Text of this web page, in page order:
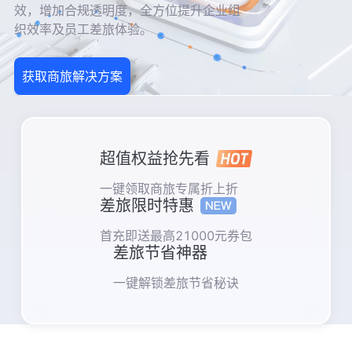
效，增加合规透明度，全方位提升企业组
织效率及员工差旅体验。
获取商旅解决方案
免费试用
获取验证码
请输入企业名称
超值权益抢先看
一键领取商旅专属折上折
差旅限时特惠
首充即送最高21000元券包
差旅节省神器
一键解锁差旅节省秘诀